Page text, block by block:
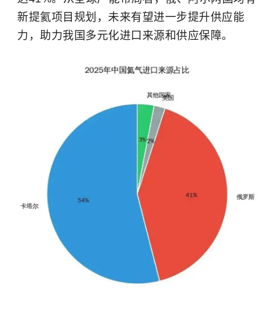
新提氦项目规划，未来有望进一步提升供应能
力，助力我国多元化进口来源和供应保障。